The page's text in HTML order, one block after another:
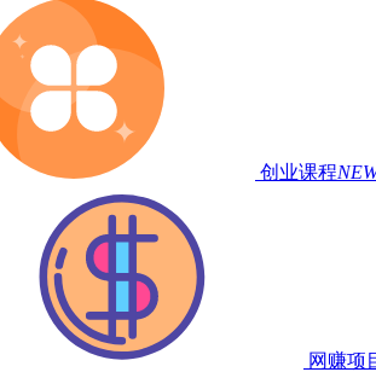
创业课程
网赚项